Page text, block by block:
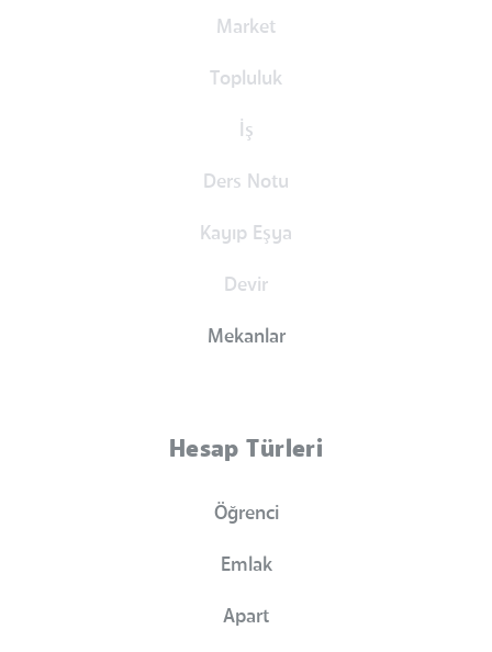
Market
Topluluk
İş
Ders Notu
Kayıp Eşya
Devir
Mekanlar
Hesap Türleri
Öğrenci
Emlak
Apart